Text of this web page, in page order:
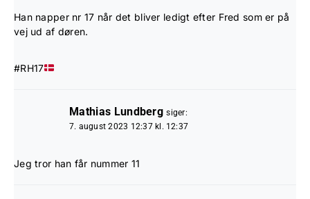
Han napper nr 17 når det bliver ledigt efter Fred som er på
vej ud af døren.
#RH17
Mathias Lundberg siger:
7. august 2023 12:37 kl. 12:37
Jeg tror han får nummer 11